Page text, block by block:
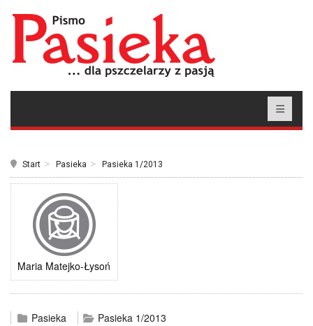
Start Pasieka Pasieka 1/2013
Maria Matejko-Łysoń
Pasieka Pasieka 1/2013